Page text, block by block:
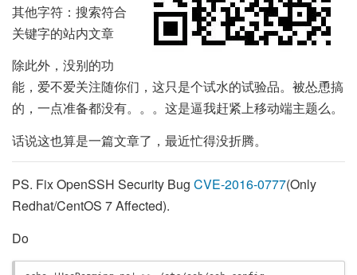
其他字符：搜索符合
关键字的站内文章
除此外，没别的功
能，爱不爱关注随你们，这只是个试水的试验品。被怂恿搞
的，一点准备都没有。。。这是逼我赶紧上移动端主题么。
话说这也算是一篇文章了，最近忙得没折腾。
PS. Fix OpenSSH Security Bug CVE-2016-0777(Only
Redhat/CentOS 7 Affected).
Do